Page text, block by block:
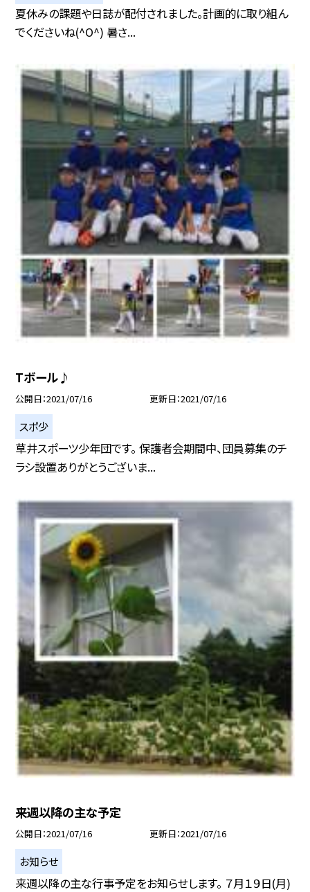
夏休みの課題や日誌が配付されました。計画的に取り組ん
でくださいね(^O^) 暑さ...
Tボール♪
公開日 2021/07/16 更新日 2021/07/16
スポ少
草井スポーツ少年団です。 保護者会期間中、団員募集のチ
ラシ設置ありがとうございま...
来週以降の主な予定
公開日 2021/07/16 更新日 2021/07/16
お知らせ
来週以降の主な行事予定をお知らせします。 ７月１９日(月)